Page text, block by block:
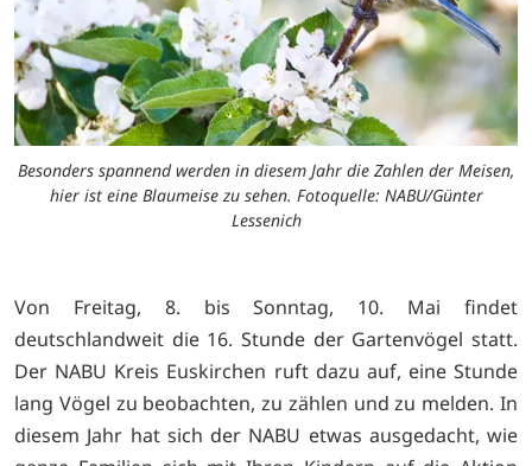
Besonders spannend werden in diesem Jahr die Zahlen der Meisen,
hier ist eine Blaumeise zu sehen. Fotoquelle: NABU/Günter
Lessenich
Von Freitag, 8. bis Sonntag, 10. Mai findet
deutschlandweit die 16. Stunde der Gartenvögel statt.
Der NABU Kreis Euskirchen ruft dazu auf, eine Stunde
lang Vögel zu beobachten, zu zählen und zu melden. In
diesem Jahr hat sich der NABU etwas ausgedacht, wie